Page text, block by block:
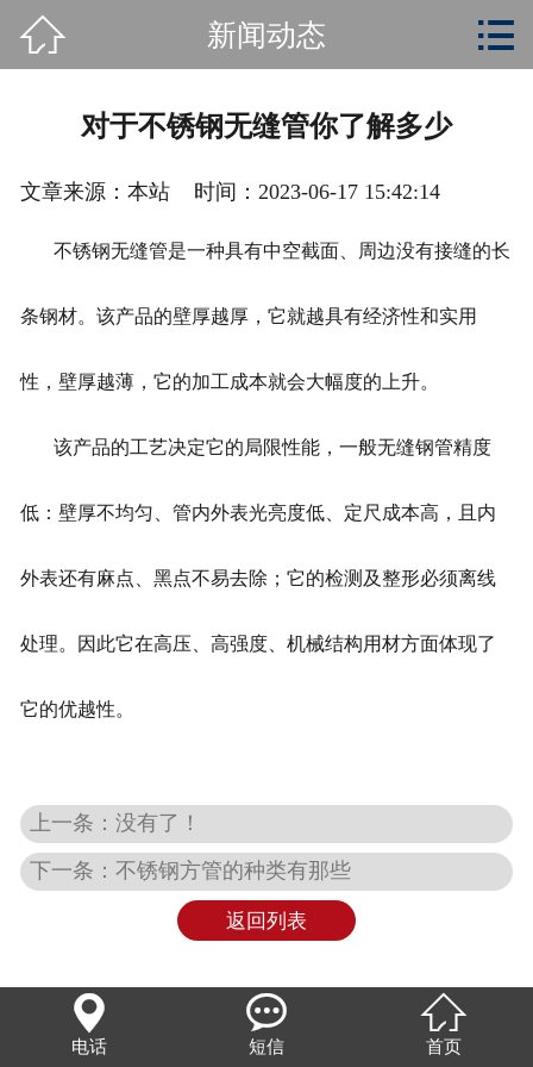
在线留言
联系我们
 新闻动态 
对于不锈钢无缝管你了解多少
文章来源：本站 时间：2023-06-17 15:42:14
不锈钢无缝管是一种具有中空截面、周边没有接缝的长
条钢材。该产品的壁厚越厚，它就越具有经济性和实用
性，壁厚越薄，它的加工成本就会大幅度的上升。
该产品的工艺决定它的局限性能，一般无缝钢管精度
低：壁厚不均匀、管内外表光亮度低、定尺成本高，且内
外表还有麻点、黑点不易去除；它的检测及整形必须离线
处理。因此它在高压、高强度、机械结构用材方面体现了
它的优越性。
上一条：没有了！
下一条：不锈钢方管的种类有那些
返回列表

电话

短信

首页